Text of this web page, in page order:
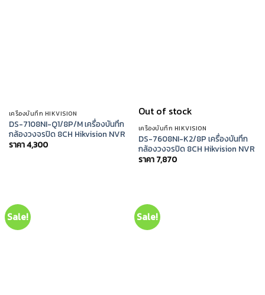
เครื่องบันทึก HIKVISION
DS-7108NI-Q1/8P/M เครื่องบันทึก
กล้องวงจรปิด 8CH Hikvision NVR
ราคา4,300
Out of stock
เครื่องบันทึก HIKVISION
DS-7608NI-K2/8P เครื่องบันทึก
กล้องวงจรปิด 8CH Hikvision NVR
ราคา 7,870
Sale! Sale!